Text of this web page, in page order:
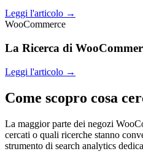
Leggi l'articolo →
WooCommerce
La Ricerca di
Leggi l'articolo →
Come scopro cosa
La maggior parte dei negozi
cercati o quali ricerche stanno
strumento di search analytics